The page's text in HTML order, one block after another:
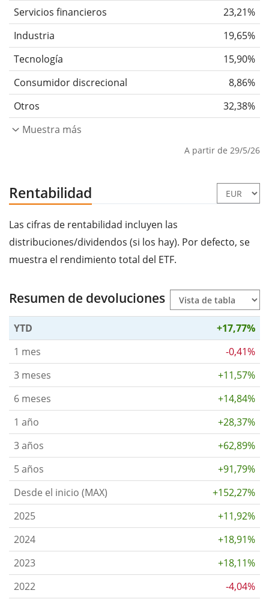
Servicios financieros
23,21%
Industria
19,65%
Tecnología
15,90%
Consumidor discrecional
8,86%
Otros
32,38%
Muestra más
A partir de 29/5/26
Rentabilidad
Las cifras de rentabilidad incluyen las
distribuciones/dividendos (si los hay). Por defecto, se
muestra el rendimiento total del ETF.
Resumen de devoluciones
YTD
+17,77%
1 mes
-0,41%
3 meses
+11,57%
6 meses
+14,84%
1 año
+28,37%
3 años
+62,89%
5 años
+91,79%
Desde el inicio (MAX)
+152,27%
2025
+11,92%
2024
+18,91%
2023
+18,11%
2022
-4,04%